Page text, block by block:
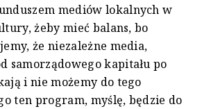
mediów lokalnych w
żeby mieć balans, bo
że niezależne media,
samorządowego kapitału po
i nie możemy do tego
ten program, myślę, będzie do